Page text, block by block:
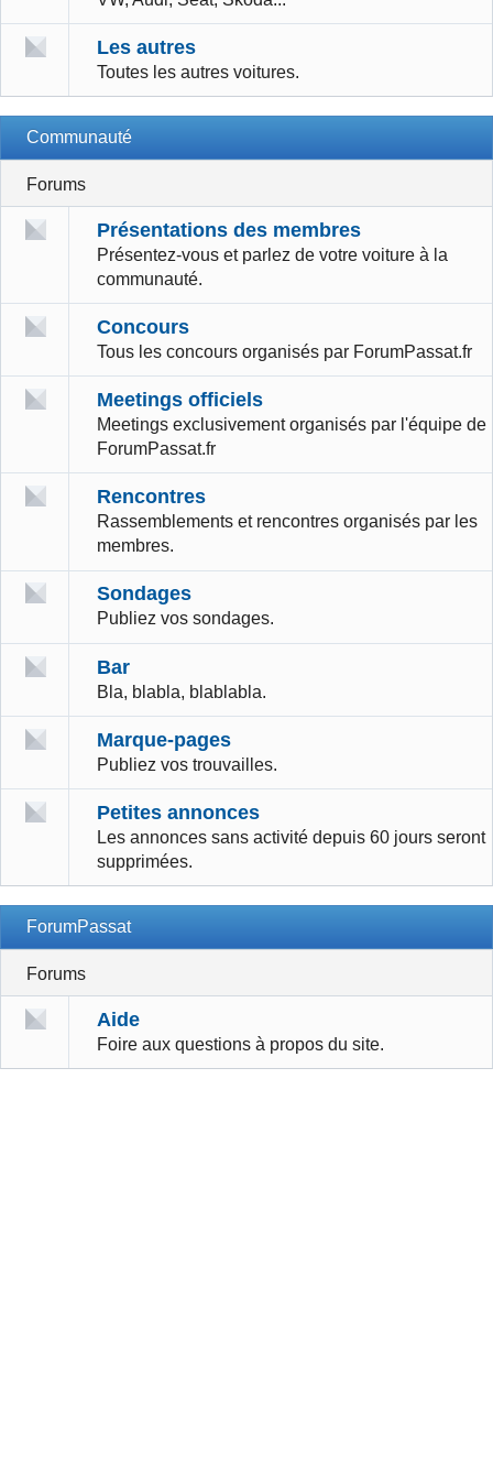
Les autres
Toutes les autres voitures.
Communauté
Forums
Présentations des membres
Présentez-vous et parlez de votre voiture à la
communauté.
Concours
Tous les concours organisés par ForumPassat.fr
Meetings officiels
Meetings exclusivement organisés par l'équipe de
ForumPassat.fr
Rencontres
Rassemblements et rencontres organisés par les
membres.
Sondages
Publiez vos sondages.
Bar
Bla, blabla, blablabla.
Marque-pages
Publiez vos trouvailles.
Petites annonces
Les annonces sans activité depuis 60 jours seront
supprimées.
ForumPassat
Forums
Aide
Foire aux questions à propos du site.